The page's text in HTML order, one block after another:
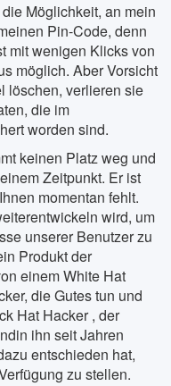
Möglichkeit, an mein
Pin-Code, denn
mit wenigen Klicks von
möglich. Aber Vorsicht
löschen, verlieren sie
die im
worden sind.
keinen Platz weg und
Zeitpunkt. Er ist
momentan fehlt.
wird, um
unserer Benutzer zu
Produkt der
einem White Hat
die Gutes tun und
Hat Hacker , der
ihn seit Jahren
entschieden hat,
zu stellen.